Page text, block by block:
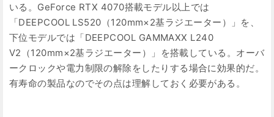
いる。GeForce RTX 4070搭載モデル以上では
「DEEPCOOL LS520（120mm×2基ラジエーター）」を、
下位モデルでは「DEEPCOOL GAMMAXX L240
V2（120mm×2基ラジエーター）」を搭載している。オーバ
ークロックや電力制限の解除をしたりする場合に効果的だ。
有寿命の製品なのでその点は理解しておく必要がある。